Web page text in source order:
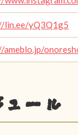
lin.ee/yQ3Q1g5
ameblo.jp/
ュール